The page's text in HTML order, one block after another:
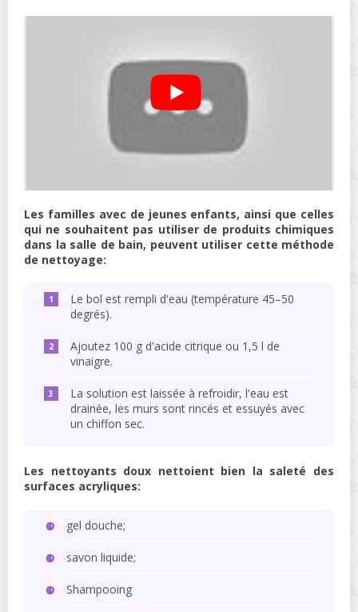
Les familles avec de jeunes enfants, ainsi que celles
qui ne souhaitent pas utiliser de produits chimiques
dans la salle de bain, peuvent utiliser cette méthode
de nettoyage:
Le bol est rempli d'eau (température 45–50
degrés).
Ajoutez 100 g d'acide citrique ou 1,5 l de
vinaigre.
La solution est laissée à refroidir, l'eau est
drainée, les murs sont rincés et essuyés avec
un chiffon sec.
Les nettoyants doux nettoient bien la saleté des
surfaces acryliques:
gel douche;
savon liquide;
Shampooing